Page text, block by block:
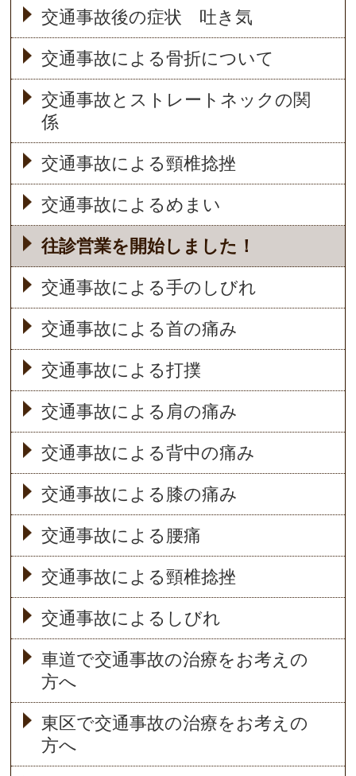
交通事故後の症状 吐き気
交通事故による骨折について
交通事故とストレートネックの関
係
交通事故による頸椎捻挫
交通事故によるめまい
往診営業を開始しました！
交通事故による手のしびれ
交通事故による首の痛み
交通事故による打撲
交通事故による肩の痛み
交通事故による背中の痛み
交通事故による膝の痛み
交通事故による腰痛
交通事故による頸椎捻挫
交通事故によるしびれ
車道で交通事故の治療をお考えの
方へ
東区で交通事故の治療をお考えの
方へ